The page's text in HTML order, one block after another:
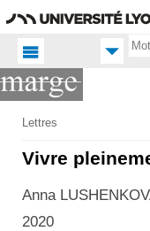
Accueil FR
Productions
scientifiques
Publications
Lettres
Vivre
Anna
2020